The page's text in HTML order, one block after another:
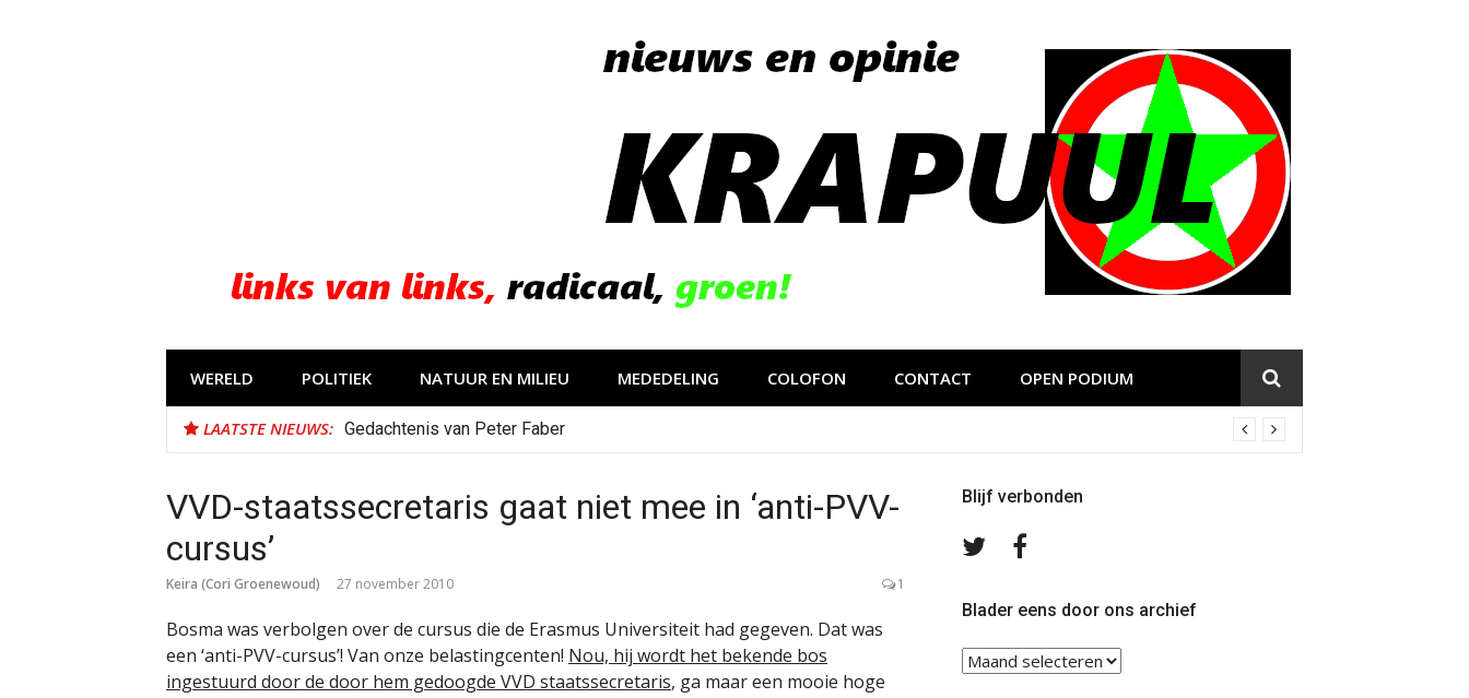
WERELD POLITIEK NATUUR EN MILIEU MEDEDELING COLOFON CONTACT OPEN PODIUM
LAATSTE NIEUWS: Gedachtenis van Peter Faber
VVD-staatssecretaris gaat niet mee in ‘anti-PVV-
cursus’
Keira (Cori Groenewoud) 27 november 2010 1
Bosma was verbolgen over de cursus die de Erasmus Universiteit had gegeven. Dat was
een ‘anti-PVV-cursus’! Van onze belastingcenten! Nou, hij wordt het bekende bos
ingestuurd door de door hem gedoogde VVD staatssecretaris, ga maar een mooie hoge
Blijf verbonden
Volg
TwitterFacebook
Blader eens door ons archief
Blader
eens